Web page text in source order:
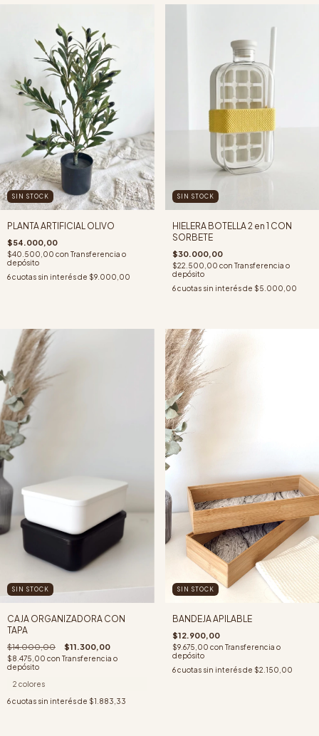
SIN STOCK
PLANTA ARTIFICIAL OLIVO
$54.000,00
$40.500,00 con Transferencia o
depósito
6cuotas sin interés de $9.000,00
SIN STOCK
HIELERA BOTELLA 2 en 1 CON
SORBETE
$30.000,00
$22.500,00 con Transferencia o
depósito
6 cuotas sin interés de $5.000,00
SIN STOCK
CAJA ORGANIZADORA CON
TAPA
$14.000,00 $11.300,00
$8.475,00 con Transferencia o
depósito
2 colores
6cuotas sin interés de $1.883,33
SIN STOCK
BANDEJA APILABLE
$12.900,00
$9.675,00 con Transferencia o
depósito
6 cuotas sin interés de $2.150,00